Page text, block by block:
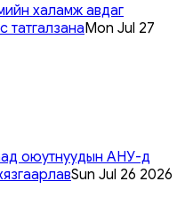
халамж авдаг
татгалзанаMon Jul 27
оюутнуудын АНУ-д
Sun Jul 26 2026